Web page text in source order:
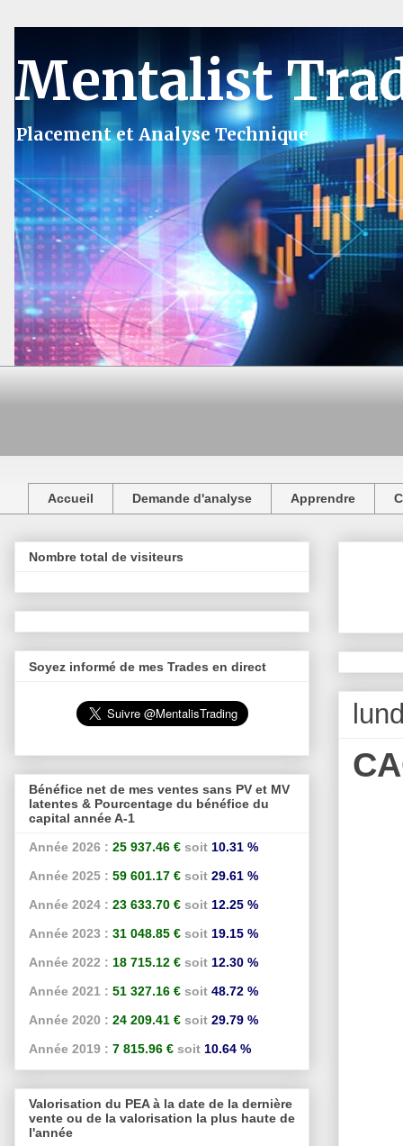
Mentalist
Placement et Analyse Technique
Accueil Demande d'analyse Apprendre
Nombre total de visiteurs
Soyez informé de mes Trades en direct
Bénéfice net de mes ventes sans PV et MV
latentes & Pourcentage du bénéfice du
capital année A-1
Année 2026 : 25 937.46 € soit 10.31 %
Année 2025 : 59 601.17 € soit 29.61 %
Année 2024 : 23 633.70 € soit 12.25 %
Année 2023 : 31 048.85 € soit 19.15 %
Année 2022 : 18 715.12 € soit 12.30 %
Année 2021 : 51 327.16 € soit 48.72 %
Année 2020 : 24 209.41 € soit 29.79 %
Année 2019 : 7 815.96 € soit 10.64 %
Valorisation du PEA à la date de la dernière
vente ou de la valorisation la plus haute de
l'année